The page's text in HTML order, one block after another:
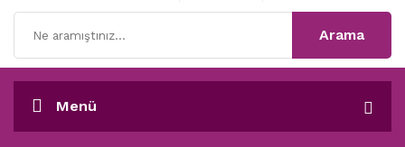
Arama
Menü